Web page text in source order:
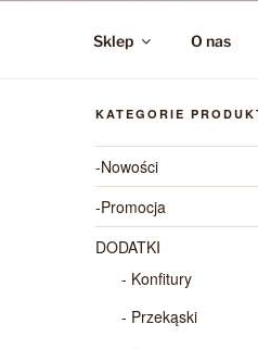
Sklep O nas
KATEGORIE
-Nowości
-Promocja
DODATKI
- Konfitury
- Przekąski